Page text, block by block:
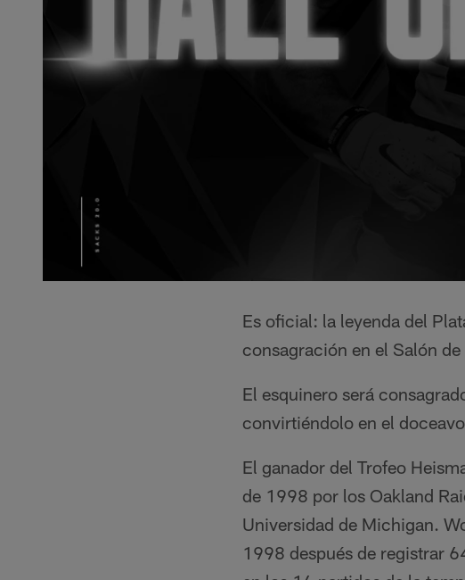
Es oficial: la leyenda del
consagración en el Salón de
El esquinero será
convirtiéndolo en el
El ganador del Trofeo
de 1998 por los Oakland
Universidad de Michigan.
1998 después de registrar